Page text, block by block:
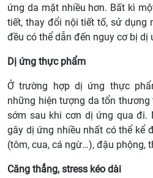
ứng da mặt nhiều hơn. Bất kì
tiết, thay đổi nội tiết tố, sử dụng
đều có thể dẫn đến nguy cơ bị dị
Dị ứng thực phẩm
Ở trường hợp dị ứng thực
những hiện tượng da tổn
sớm sau khi cơn dị ứng qua đi.
gây dị ứng nhiều nhất có thể kể
(tôm, cua, cá ngừ…), đậu phộng,
Căng thẳng, stress kéo dài